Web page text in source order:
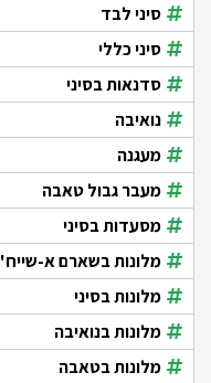
סיני לבד
סיני כללי
סדנאות בסיני
נואיבה
מעגנה
מעבר גבול טאבה
מסעדות בסיני
מלונות בשארם א-שייח'
מלונות בסיני
מלונות בנואיבה
מלונות בטאבה